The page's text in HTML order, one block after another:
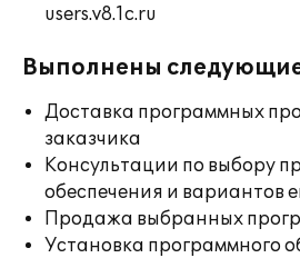
users.v8.1c.ru
Выполнены
Доставка программных
заказчика
Консультации по выбору
обеспечения и вариантов
Продажа выбранных
Установка программного